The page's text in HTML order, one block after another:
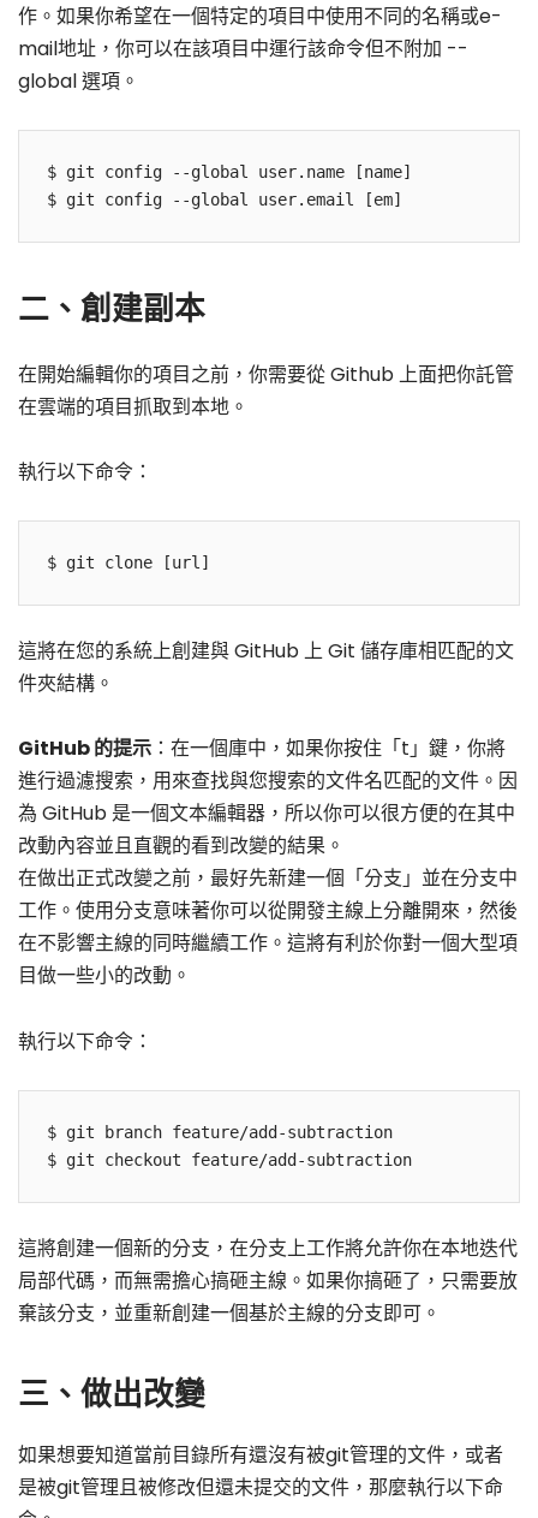
作。如果你希望在一個特定的項目中使用不同的名稱或e-
mail地址，你可以在該項目中運行該命令但不附加 --
global 選項。
$ git config --global user.name [name]
$ git config --global user.email [em]
二、創建副本
在開始編輯你的項目之前，你需要從 Github 上面把你託管
在雲端的項目抓取到本地。
執行以下命令：
$ git clone [url]
這將在您的系統上創建與 GitHub 上 Git 儲存庫相匹配的文
件夾結構。
GitHub 的提示 ：在一個庫中，如果你按住「t」鍵，你將
進行過濾搜索，用來查找與您搜索的文件名匹配的文件。因
為 GitHub 是一個文本編輯器，所以你可以很方便的在其中
改動內容並且直觀的看到改變的結果。
在做出正式改變之前，最好先新建一個「分支」並在分支中
工作。使用分支意味著你可以從開發主線上分離開來，然後
在不影響主線的同時繼續工作。這將有利於你對一個大型項
目做一些小的改動。
執行以下命令：
$ git branch feature/add-subtraction
$ git checkout feature/add-subtraction
這將創建一個新的分支，在分支上工作將允許你在本地迭代
局部代碼，而無需擔心搞砸主線。如果你搞砸了，只需要放
棄該分支，並重新創建一個基於主線的分支即可。
三、做出改變
如果想要知道當前目錄所有還沒有被git管理的文件，或者
是被git管理且被修改但還未提交的文件，那麼執行以下命